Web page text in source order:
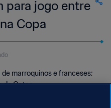
para jogo entre
Copa
marroquinos e franceses;
do Qatar.